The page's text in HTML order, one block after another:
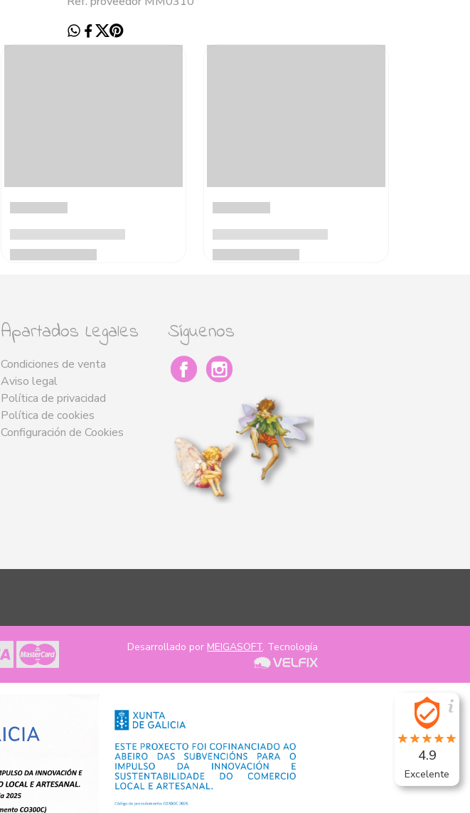
Apartados Legales
Condiciones de venta
Aviso legal
Política de privacidad
Política de cookies
Configuración de Cookies
Síguenos
Desarrollado por MEIGASOFT. Tecnología
4.9
Excelente